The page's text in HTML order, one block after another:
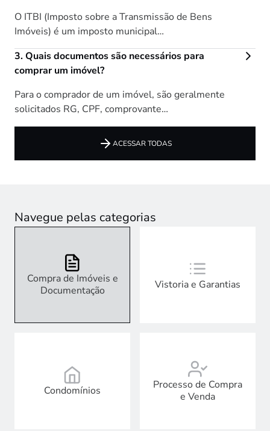
O ITBI (Imposto sobre a Transmissão de Bens
Imóveis) é um imposto municipal…
Quais documentos são necessários para
comprar um imóvel?
Para o comprador de um imóvel, são geralmente
solicitados RG, CPF, comprovante…
ACESSAR TODAS
Navegue pelas categorias
Vistoria e Garantias
Condomínios
Processo de Compra
e Venda
Compra de Imóveis e
Documentação